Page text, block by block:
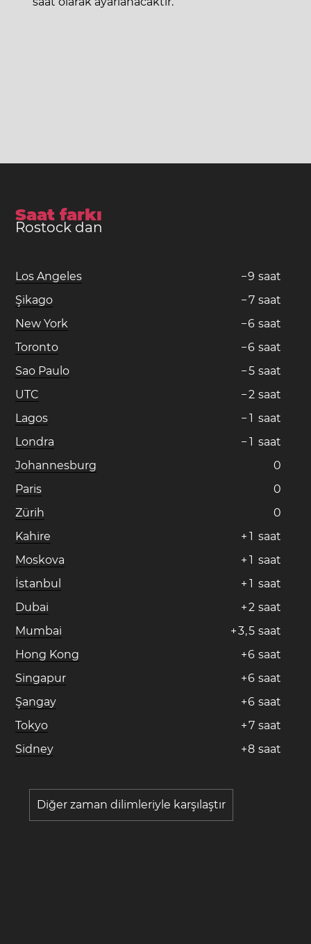
Saat farkı
Rostock dan
Los Angeles −9 saat
Şikago
−7 saat
New York
−6 saat
Toronto
−6 saat
Sao Paulo
−5 saat
UTC
−2 saat
Lagos
− 1 saat
Londra
− 1 saat
Johannesburg
0
Paris
0
Zürih
0
Kahire
+ 1 saat
Moskova
+ 1 saat
İstanbul
+ 1 saat
Dubai
+2 saat
Mumbai
+3,5 saat
Hong Kong
+6 saat
Singapur
+6 saat
Şangay
+6 saat
Tokyo
+7 saat
Sidney
+8 saat
Diğer zaman dilimleriyle karşılaştır